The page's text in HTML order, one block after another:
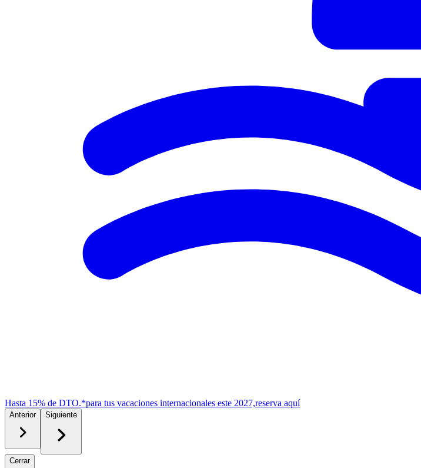
Hasta 15% de DTO.*para tus vacaciones internacionales este 2027,reserva aquí
Anterior Siguiente
Cerrar